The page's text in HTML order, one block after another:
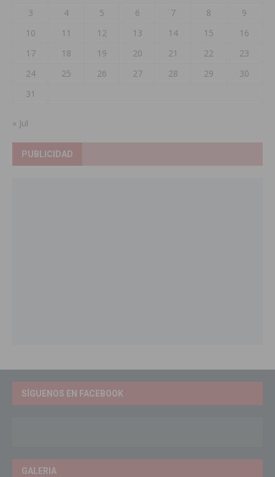
3
4 5 6 7 8
9
10
11 12 13 14 15
16
17
18 19 20 21 22
23
24
25 26 27 28 29
30
31
« Jul
PUBLICIDAD
SÍGUENOS EN FACEBOOK
GALERIA